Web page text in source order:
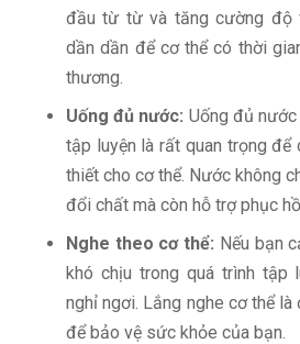
đầu từ từ và tăng cường độ
dần dần để cơ thể có thời
thương.
Uống đủ nước: Uống đủ
tập luyện là rất quan trọng
thiết cho cơ thể. Nước không
đổi chất mà còn hỗ trợ phục
Nghe theo cơ thể: Nếu bạn
khó chịu trong quá trình tập
nghỉ ngơi. Lắng nghe cơ thể
để bảo vệ sức khỏe của bạn.